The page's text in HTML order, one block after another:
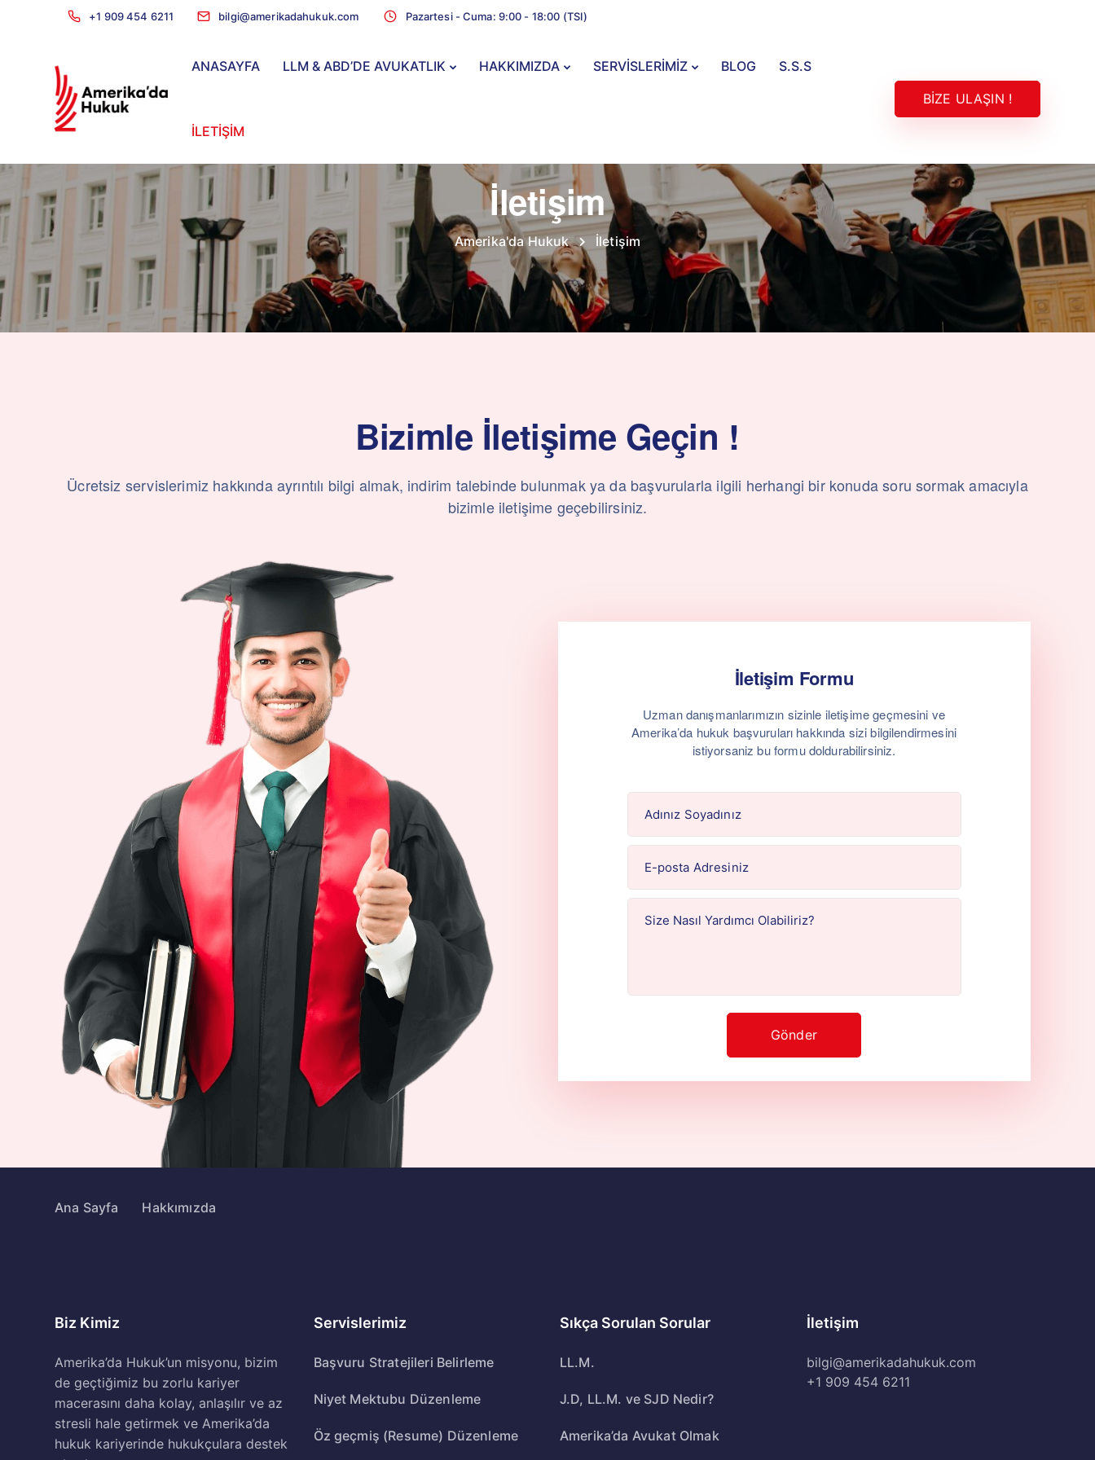
+1 909 454 6211 bilgi@amerikadahukuk.com Pazartesi - Cuma: 9:00 - 18:00 (TSI)
ANASAYFA LLM & ABD’DE AVUKATLIK HAKKIMIZDA SERVİSLERİMİZ BLOG S.S.S
İLETİŞİM
BİZE ULAŞIN !
İletişim
Amerika'da Hukuk İletişim
Bizimle İletişime Geçin !
Ücretsiz servislerimiz hakkında ayrıntılı bilgi almak, indirim talebinde bulunmak ya da başvurularla ilgili herhangi bir konuda soru sormak amacıyla
bizimle iletişime geçebilirsiniz.
İletişim Formu
Uzman danışmanlarımızın sizinle iletişime geçmesini ve
Amerika’da hukuk başvuruları hakkında sizi bilgilendirmesini
istiyorsaniz bu formu doldurabilirsiniz.
Ana Sayfa Hakkımızda
Biz Kimiz
Amerika’da Hukuk’un misyonu, bizim
de geçtiğimiz bu zorlu kariyer
macerasını daha kolay, anlaşılır ve az
stresli hale getirmek ve Amerika’da
hukuk kariyerinde hukukçulara destek
Servislerimiz
Başvuru Stratejileri Belirleme
Niyet Mektubu Düzenleme
Öz geçmiş (Resume) Düzenleme
Sıkça Sorulan Sorular
LL.M.
J.D, LL.M. ve SJD Nedir?
Amerika’da Avukat Olmak
İletişim
bilgi@amerikadahukuk.com
+1 909 454 6211